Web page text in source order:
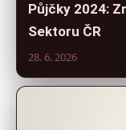
Půjčky 2024:
Sektoru ČR
28. 6. 2026